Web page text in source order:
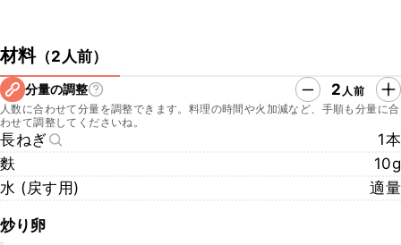
材料（2人前）
分量の調整 2 人前
人数に合わせて分量を調整できます。料理の時間や火加減など、手順も分量に合
わせて調整してくださいね。
長ねぎ
1本
麩
10g
水 (戻す用)
適量
炒り卵